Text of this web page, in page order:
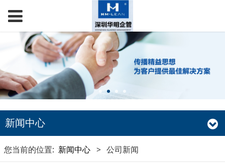
新闻中心
您当前的位置: 新闻中心 > 公司新闻